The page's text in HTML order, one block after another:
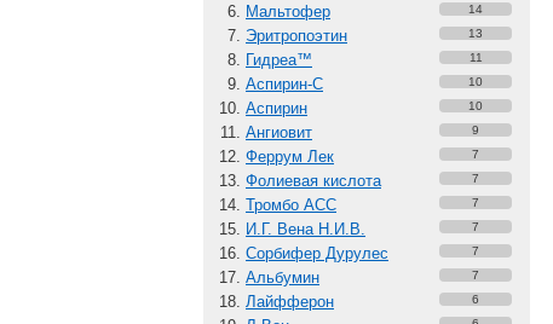
Мальтофер 14
Эритропоэтин 13
Гидреа™ 11
Аспирин-C 10
Аспирин 10
Ангиовит 9
Феррум Лек 7
Фолиевая кислота 7
Тромбо АСС 7
И.Г. Вена Н.И.В. 7
Сорбифер Дурулес 7
Альбумин 7
Лайфферон 6